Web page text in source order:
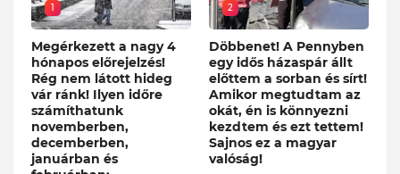
1
Megérkezett a nagy 4
hónapos előrejelzés!
Rég nem látott hideg
vár ránk! Ilyen időre
számíthatunk
novemberben,
decemberben,
januárban és
2
Döbbenet! A Pennyben
egy idős házaspár állt
előttem a sorban és sírt!
Amikor megtudtam az
okát, én is könnyezni
kezdtem és ezt tettem!
Sajnos ez a magyar
valóság!